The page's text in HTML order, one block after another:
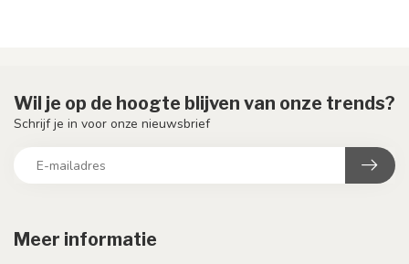
Meer informatie
Wil je op de hoogte blijven van onze trends?
Schrijf je in voor onze nieuwsbrief